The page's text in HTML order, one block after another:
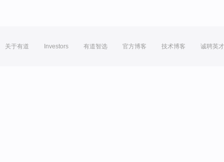
关于有道 Investors 有道智选 官方博客 技术博客 诚聘英才